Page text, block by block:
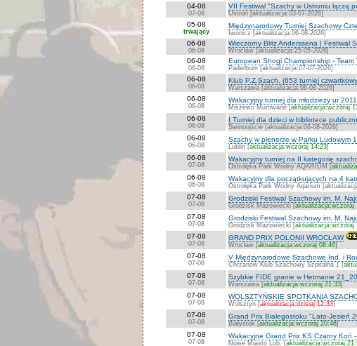
04-08
07-08
VII Festiwal "Szachy w Ustroniu łączą
Ustroń [aktualizacja:03-07-2026]
05-08
trwający
Międzynarodowy Turniej Szachowy
Iwonicz [aktualizacja:06-08-2026]
06-08
06-08
Wieczorny Blitz Anderssena | Festiwal
Wrocław [aktualizacja:25-05-2026]
06-08
06-08
European Shogi Championship - Team
Paderborn [aktualizacja:07-07-2026]
06-08
06-08
Klub P.Z.Szach. (653 turniej
Warszawa [aktualizacja:06-08-2026]
06-08
06-08
Wakacyjny turniej dla młodzieży ur
Miszewo Murowane [aktualizacja:wczoraj
06-08
06-08
I Turniej dla dzieci w bibliotece
Świnoujście [aktualizacja:06-08-2026]
06-08
06-08
Szachy w plenerze w Parku Ludowym
Lublin [aktualizacja:wczoraj 14:23]
06-08
07-08
Wakacyjny turniej na II kategorię
Ostrołęka Park Wodny AQARIUM [
06-08
06-08
Wakacyjny dla początkujących na 4
Ostrołęka Park Wodny Aqarium
07-08
07-08
Grodziski Festiwal Szachowy im. M.
Grodzisk Mazowiecki [aktualizacja:wczoraj
07-08
07-08
Grodziski Festiwal Szachowy im. M.
Grodzisk Mazowiecki [aktualizacja:wczoraj
07-08
07-08
GRAND PRIX POLONII WROCŁAW
Wrocław [aktualizacja:wczoraj 08:46]
07-08
07-08
V Międzynarodowe Szachowe Ind. i
Chrzanów Klub Szachowy Szpitalna 1 [
07-08
07-08
Szybkie FIDE granie w Hetmanie
Warszawa [aktualizacja:wczoraj 21:33]
07-08
07-08
WOLSZTYŃSKIE SPOTKANIA
Wolsztyn [aktualizacja:dzisiaj 12:33]
07-08
07-08
Grand Prix Białegostoku "Lato-Jesień
Białystok [aktualizacja:wczoraj 20:46]
07-08
07-08
Wakacyjne Grand Prix KS Czarny Koń
Nowe Miasto Lub. [aktualizacja:wczoraj